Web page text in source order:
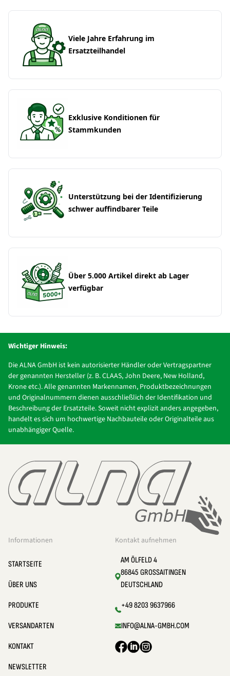
Viele Jahre Erfahrung im
Ersatzteilhandel
Exklusive Konditionen für
Stammkunden
Unterstützung bei der Identifizierung
schwer auffindbarer Teile
Über 5.000 Artikel direkt ab Lager
verfügbar
Wichtiger Hinweis:
Die ALNA GmbH ist kein autorisierter Händler oder Vertragspartner
der genannten Hersteller (z. B. CLAAS, John Deere, New Holland,
Krone etc.). Alle genannten Markennamen, Produktbezeichnungen
und Originalnummern dienen ausschließlich der Identifikation und
Beschreibung der Ersatzteile. Soweit nicht explizit anders angegeben,
handelt es sich um hochwertige Nachbauteile oder Originalteile aus
unabhängiger Quelle.
Informationen
STARTSEITE
ÜBER UNS
PRODUKTE
VERSANDARTEN
KONTAKT
NEWSLETTER
Kontakt aufnehmen
AM ÖLFELD 4
86845 GROSSAITINGEN
DEUTSCHLAND
+49 8203 9637966
INFO@ALNA-GMBH.COM